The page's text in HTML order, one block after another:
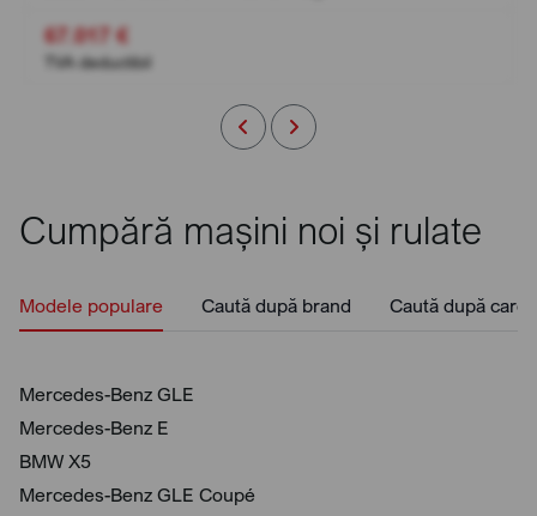
67.017 €
TVA deductibil
Cumpără mașini noi și rulate
Modele populare Caută după brand Caută după
Mercedes-Benz GLE
Mercedes-Benz E
BMW X5
Mercedes-Benz GLE Coupé